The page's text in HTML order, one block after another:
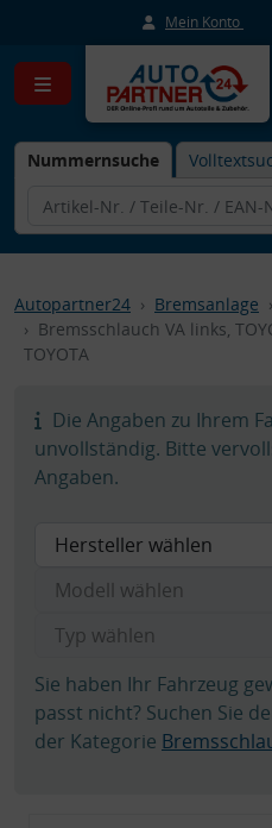
Mein Konto
Nummernsuche
Autopartner24 Bremsanlage
Bremsschlauch VA links,
TOYOTA
Die Angaben zu Ihrem
unvollständig. Bitte
Angaben.
Sie haben Ihr Fahrzeug
passt nicht? Suchen Sie
der Kategorie